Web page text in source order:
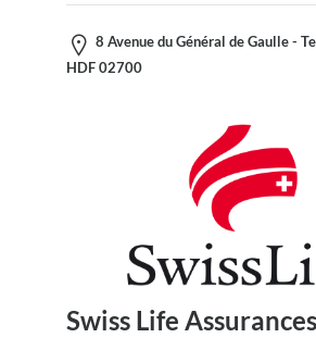
8 Avenue du Général de Gaulle -
HDF 02700
Swiss Life Assurances